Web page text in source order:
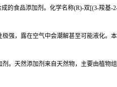
的食品添加剂。化学名称(R)-双[(3-羧基-
强，露在空气中会潮解甚至可能液化。
。天然添加剂来自天然物，主要由植